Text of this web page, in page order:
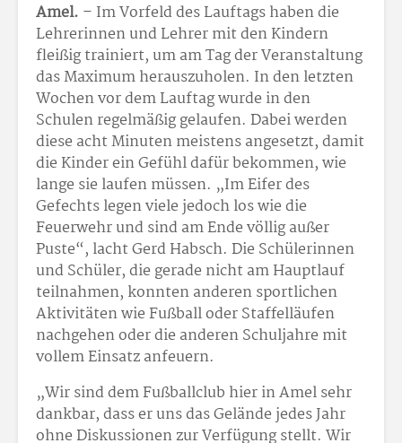
Amel. – Im Vorfeld des Lauftags haben die
Lehrerinnen und Lehrer mit den Kindern
fleißig trainiert, um am Tag der Veranstaltung
das Maximum herauszuholen. In den letzten
Wochen vor dem Lauftag wurde in den
Schulen regelmäßig gelaufen. Dabei werden
diese acht Minuten meistens angesetzt, damit
die Kinder ein Gefühl dafür bekommen, wie
lange sie laufen müssen. „Im Eifer des
Gefechts legen viele jedoch los wie die
Feuerwehr und sind am Ende völlig außer
Puste“, lacht Gerd Habsch. Die Schülerinnen
und Schüler, die gerade nicht am Hauptlauf
teilnahmen, konnten anderen sportlichen
Aktivitäten wie Fußball oder Staffelläufen
nachgehen oder die anderen Schuljahre mit
vollem Einsatz anfeuern.
„Wir sind dem Fußballclub hier in Amel sehr
dankbar, dass er uns das Gelände jedes Jahr
ohne Diskussionen zur Verfügung stellt. Wir